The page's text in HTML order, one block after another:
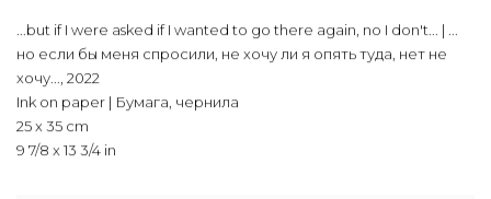
...but if I were asked if I wanted to go there again, no I don't... | ...
но если бы меня спросили, не хочу ли я опять туда, нет не
хочу..., 2022
Ink on paper | Бумага, чернила
25 x 35 cm
9 7/8 x 13 3/4 in